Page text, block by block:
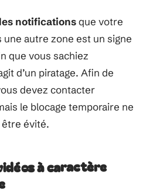
notificationsque votre
autre zone est un signe
que vous sachiez
d’un piratage. Afin de
devez contacter
le blocage temporaire ne
évité.
à caractère